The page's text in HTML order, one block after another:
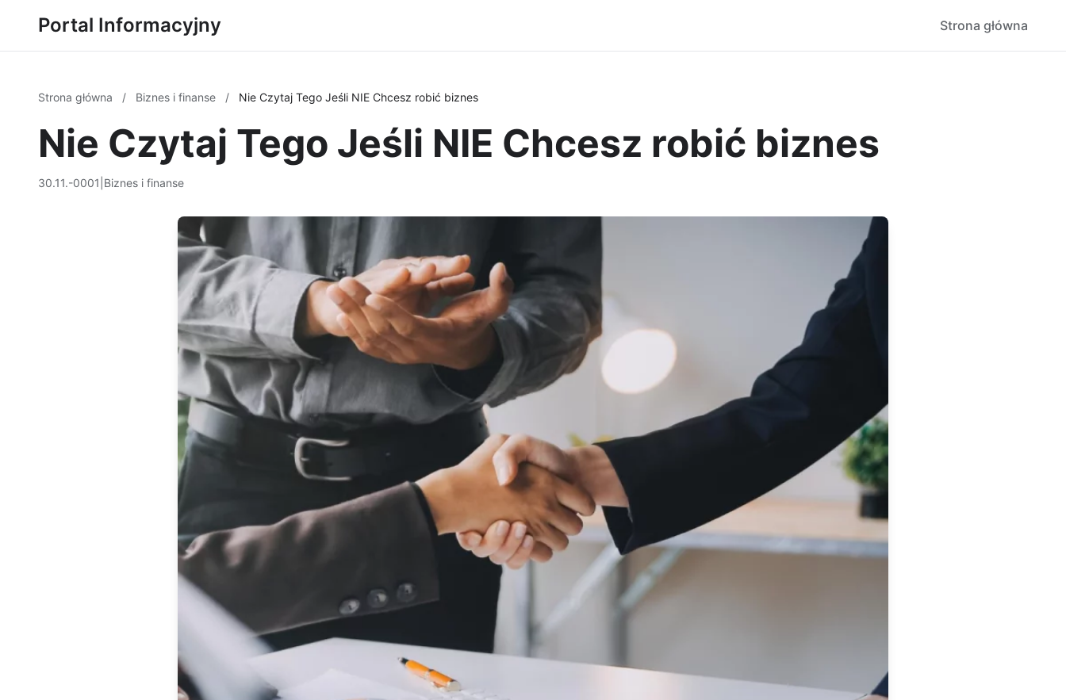
Portal Informacyjny Strona główna
Strona główna / Biznes i finanse / Nie Czytaj Tego Jeśli NIE Chcesz robić biznes
Nie Czytaj Tego Jeśli NIE Chcesz robić biznes
30.11.-0001 Biznes i finanse